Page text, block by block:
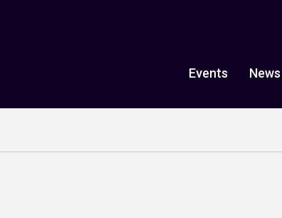
Events News